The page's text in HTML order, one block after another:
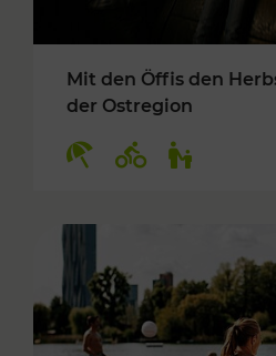
Mit den Öffis den
der Ostregion